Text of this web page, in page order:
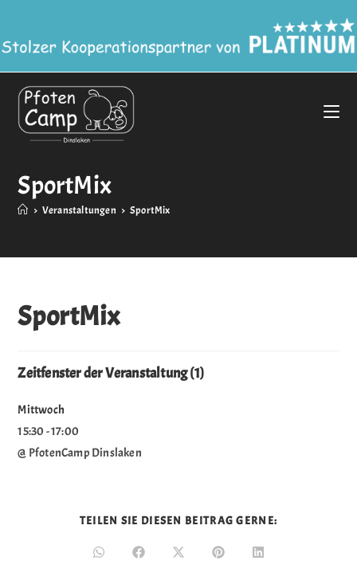
SportMix
> Veranstaltungen > SportMix
SportMix
Zeitfenster der Veranstaltung (1)
Mittwoch
15:30 -17:00
@ PfotenCamp Dinslaken
TEILEN SIE DIESEN BEITRAG GERNE: